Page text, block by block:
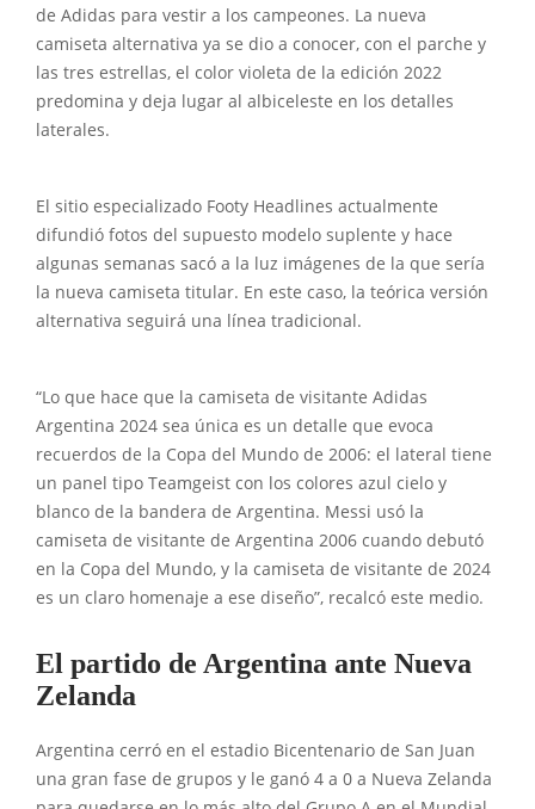
de Adidas para vestir a los campeones. La nueva
camiseta alternativa ya se dio a conocer, con el parche y
las tres estrellas, el color violeta de la edición 2022
predomina y deja lugar al albiceleste en los detalles
laterales.
El sitio especializado Footy Headlines actualmente
difundió fotos del supuesto modelo suplente y hace
algunas semanas sacó a la luz imágenes de la que sería
la nueva camiseta titular. En este caso, la teórica versión
alternativa seguirá una línea tradicional.
“Lo que hace que la camiseta de visitante Adidas
Argentina 2024 sea única es un detalle que evoca
recuerdos de la Copa del Mundo de 2006: el lateral tiene
un panel tipo Teamgeist con los colores azul cielo y
blanco de la bandera de Argentina. Messi usó la
camiseta de visitante de Argentina 2006 cuando debutó
en la Copa del Mundo, y la camiseta de visitante de 2024
es un claro homenaje a ese diseño”, recalcó este medio.
El partido de Argentina ante Nueva
Zelanda
Argentina cerró en el estadio Bicentenario de San Juan
una gran fase de grupos y le ganó 4 a 0 a Nueva Zelanda